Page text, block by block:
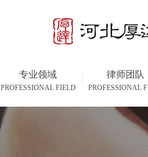
专业领域
PROFESSIONAL FIELD
律师团队
PROFESSIONAL